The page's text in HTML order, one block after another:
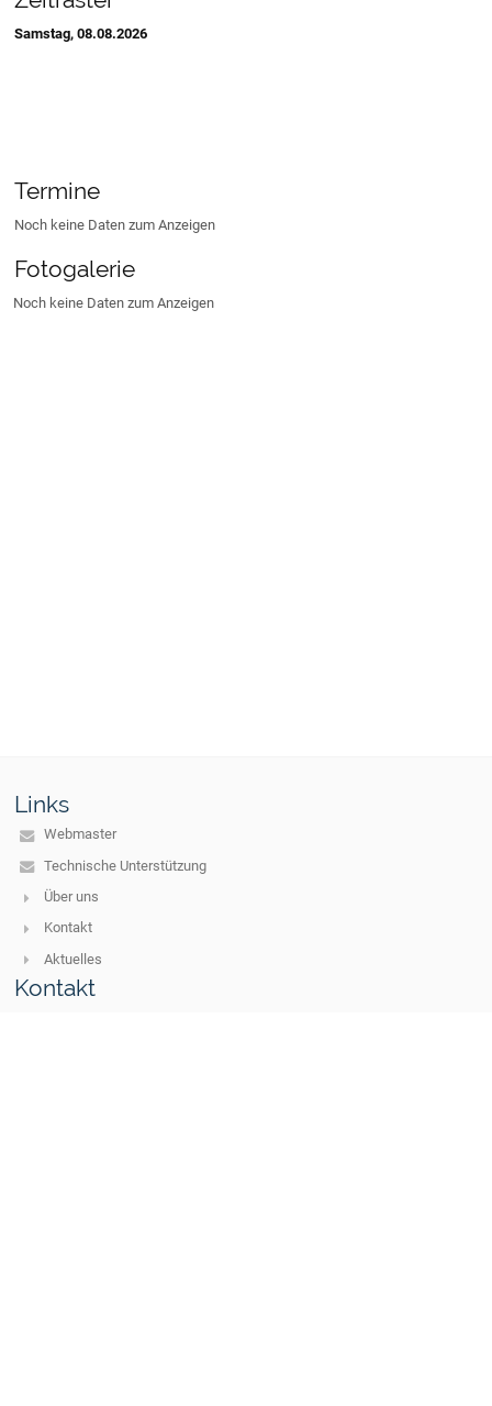
Samstag, 08.08.2026
Termine
Noch keine Daten zum Anzeigen
Fotogalerie
Noch keine Daten zum Anzeigen
Links
Webmaster
Technische Unterstützung
Über uns
Kontakt
Aktuelles
Kontakt